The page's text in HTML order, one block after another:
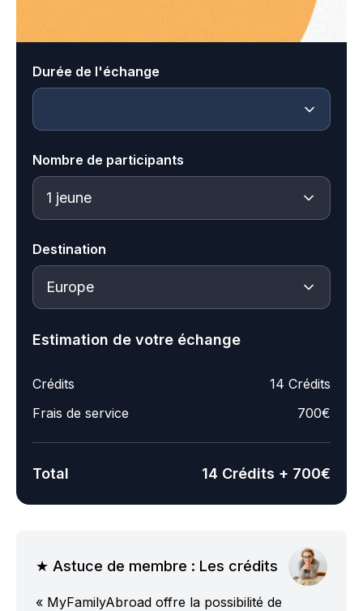
Durée de l'échange
Nombre de participants
Destination
Estimation de votre échange
Crédits
14 Crédits
Frais de service
700€
Total 14 Crédits + 700€
★ Astuce de membre : Les crédits
« MyFamilyAbroad offre la possibilité de